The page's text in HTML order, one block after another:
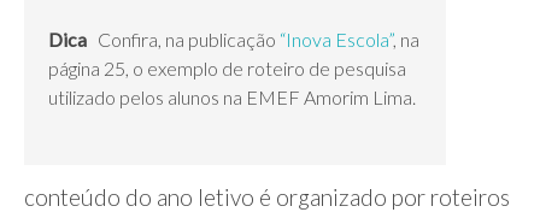
Dica Confira, na publicação “Inova Escola”, na
página 25, o exemplo de roteiro de pesquisa
utilizado pelos alunos na EMEF Amorim Lima.
conteúdo do ano letivo é organizado por roteiros